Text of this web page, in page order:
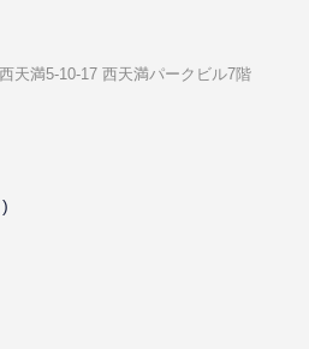
天満5-10-17 ⻄天満パークビル7階